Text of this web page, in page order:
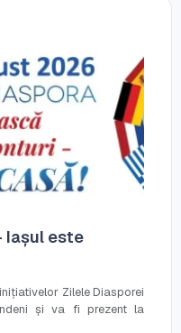
Iașul este
Zilele Diasporei
și va fi prezent la